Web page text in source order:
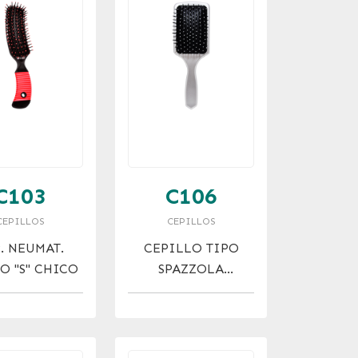
NEUMAT.
"S" CHICO
C106
CEPILLOS
CEPILLO TIPO
SPAZZOLA
(PLATEADO)